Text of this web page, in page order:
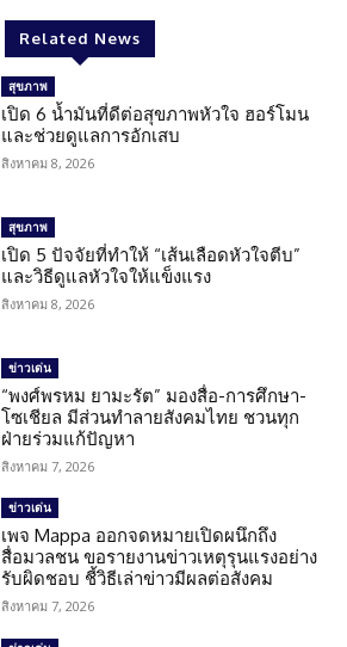
Related News
สุขภาพ
เปิด 6 น้ำมันที่ดีต่อสุขภาพหัวใจ ฮอร์โมน
และช่วยดูแลการอักเสบ
สิงหาคม 8, 2026
สุขภาพ
เปิด 5 ปัจจัยที่ทำให้ “เส้นเลือดหัวใจตีบ”
และวิธีดูแลหัวใจให้แข็งแรง
สิงหาคม 8, 2026
ข่าวเด่น
“พงศ์พรหม ยามะรัต” มองสื่อ-การศึกษา-
โซเชียล มีส่วนทำลายสังคมไทย ชวนทุก
ฝ่ายร่วมแก้ปัญหา
สิงหาคม 7, 2026
ข่าวเด่น
เพจ Mappa ออกจดหมายเปิดผนึกถึง
สื่อมวลชน ขอรายงานข่าวเหตุรุนแรงอย่าง
รับผิดชอบ ชี้วิธีเล่าข่าวมีผลต่อสังคม
สิงหาคม 7, 2026